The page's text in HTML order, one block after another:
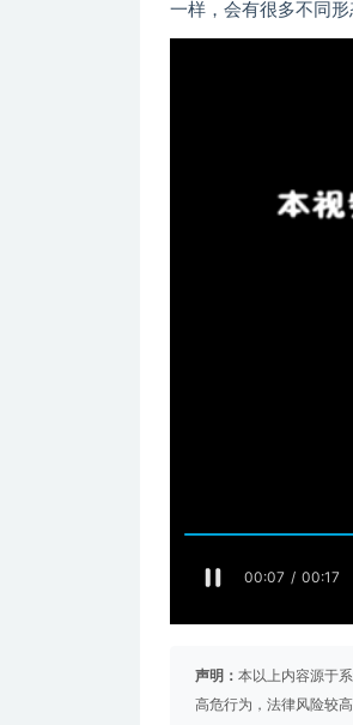
一样，会有很多不同
声明： 本以上内容源于
高危行为，法律风险较